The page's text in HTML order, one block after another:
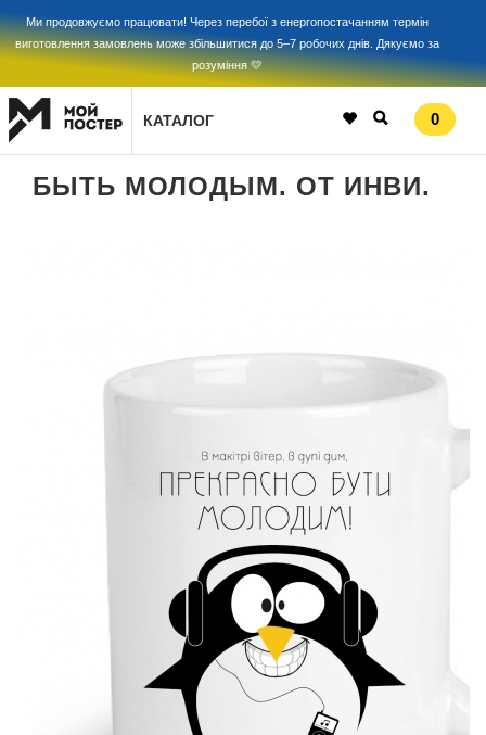
Ми продовжуємо працювати! Через перебої з енергопостачанням термін
виготовлення замовлень може збільшитися до 5–7 робочих днів. Дякуємо за
розуміння 💛
КАТАЛОГ 0
БЫТЬ МОЛОДЫМ. ОТ ИНВИ.